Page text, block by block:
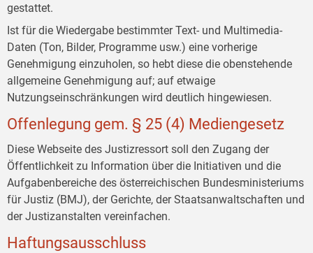
gestattet.
Ist für die Wiedergabe bestimmter Text- und Multimedia-
Daten (Ton, Bilder, Programme usw.) eine vorherige
Genehmigung einzuholen, so hebt diese die obenstehende
allgemeine Genehmigung auf; auf etwaige
Nutzungseinschränkungen wird deutlich hingewiesen.
Offenlegung gem. § 25 (4) Mediengesetz
Diese Webseite des Justizressort soll den Zugang der
Öffentlichkeit zu Information über die Initiativen und die
Aufgabenbereiche des österreichischen Bundesministeriums
für Justiz (BMJ), der Gerichte, der Staatsanwaltschaften und
der Justizanstalten vereinfachen.
Haftungsausschluss